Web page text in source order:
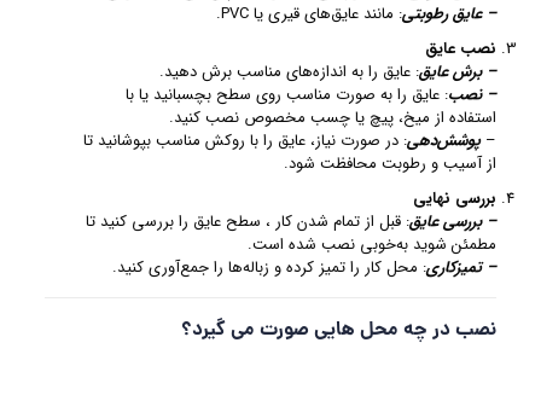
– عایق رطوبتی: مانند عایق‌های قیری یا PVC.
نصب عایق
– برش عایق: عایق را به اندازه‌های مناسب برش دهید.
– نصب: عایق را به صورت مناسب روی سطح بچسبانید یا با
استفاده از میخ، پیچ یا چسب مخصوص نصب کنید.
–پوشش‌دهی: در صورت نیاز، عایق را با روکش مناسب بپوشانید تا
از آسیب و رطوبت محافظت شود.
بررسی نهایی
– بررسی عایق: قبل از تمام شدن کار ، سطح عایق را بررسی کنید تا
مطمئن شوید به‌خوبی نصب شده است.
– تمیزکاری: محل کار را تمیز کرده و زباله‌ها را جمع‌آوری کنید.
نصب در چه محل هایی صورت می گیرد؟